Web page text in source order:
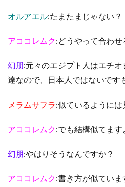
オルアエル:たまたまじゃない？
アココレムク:どうやって合わせ
幻朋:元々のエジプト人はエチ
達なので、日本人ではないです
メラムサフラ:似ているようには
アココレムク:でも結構似てます
幻朋:やはりそうなんですか？
アココレムク:書き方が似ていま